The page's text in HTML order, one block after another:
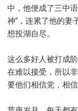
中，他便成了三中
神”，连累了他的
想投湖自尽。
这么多好人被打成
在难以接受，所以
要他们相信党，相